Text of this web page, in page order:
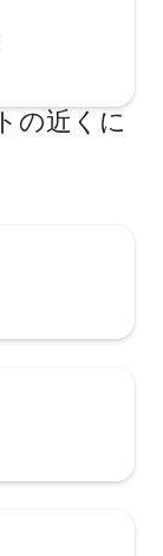
の近くに